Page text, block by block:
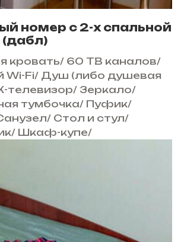
номер с 2-х спальной
кровать/ 60 ТВ каналов/
Wi-Fi/ Душ (либо душевая
телевизор/ Зеркало/
тумбочка/ Пуфик/
/ Стол и стул/
/ Шкаф-купе/